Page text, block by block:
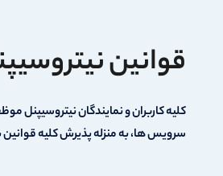
قوانین
کلیه کاربران و نمایندگان نیتروسیپنل
سرویس ها، به منزله پذیرش کلیه